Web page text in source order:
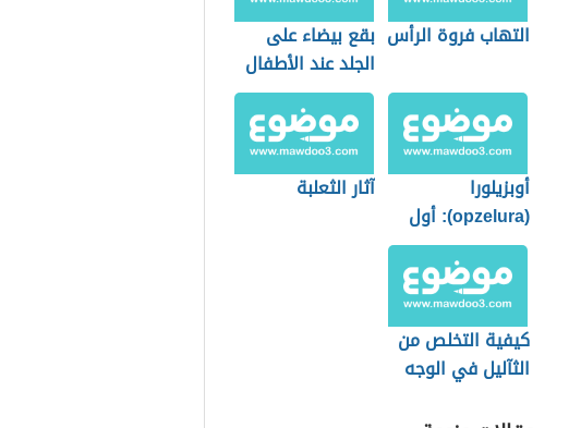
التهاب فروة الرأس بقع بيضاء على
الجلد عند الأطفال
أوبزيلورا
(opzelura): أول
دواء يُعيد التصبغ
لمرضى البهاق
آثار الثعلبة
كيفية التخلص من
الثآليل في الوجه